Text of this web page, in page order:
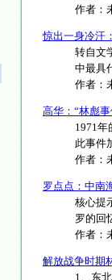
作者：
惊出一身冷汗
转自文
中最具
作者：
高华：“林彪
1971年
此事件
作者：
罗点点：中南
核心提
罗的回
作者：
解放战争时期
1、东